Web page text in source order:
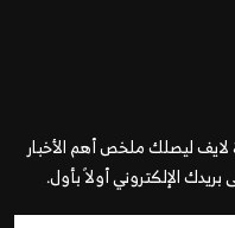
لايف ليصلك ملخص أهم الأخبار
بريدك الإلكتروني أولاً بأول.